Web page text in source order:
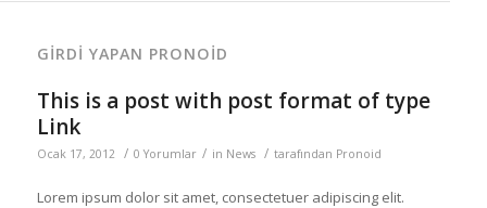
GIRDI YAPAN PRONOID
This is a post with post format of type
Link
Ocak 17, 2012 / 0 Yorumlar / in News / tarafından Pronoid
Lorem ipsum dolor sit amet, consectetuer adipiscing elit.